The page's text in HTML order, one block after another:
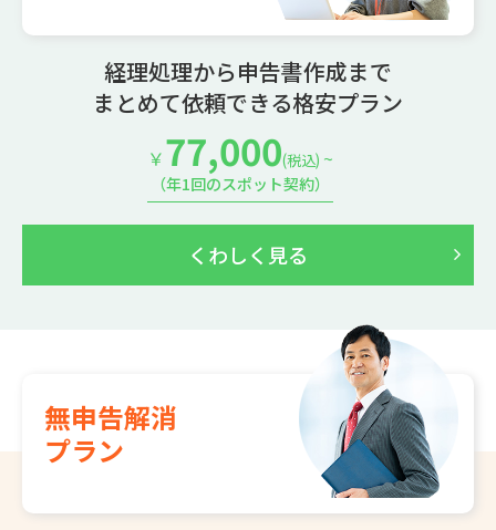
経理処理から申告書作成まで
まとめて依頼できる格安プラン
￥77,000(税込) ~
（年1回のスポット契約）
くわしく見る
無申告解消
プラン